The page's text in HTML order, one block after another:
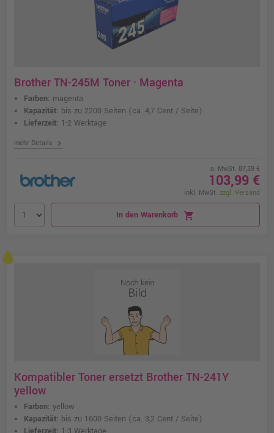
Brother TN-245M Toner · Magenta
Farben: magenta
Kapazität: bis zu 2200 Seiten (ca. 4,7 Cent / Seite)
Lieferzeit: 1-2 Werktage
mehr Details chevron_right
o. MwSt. 87,39 €
103,99 €
inkl. MwSt. zzgl. Versand
In den Warenkorb shopping_cart
Kompatibler Toner ersetzt Brother TN-241Y
yellow
Farben: yellow
Kapazität: bis zu 1600 Seiten (ca. 3,2 Cent / Seite)